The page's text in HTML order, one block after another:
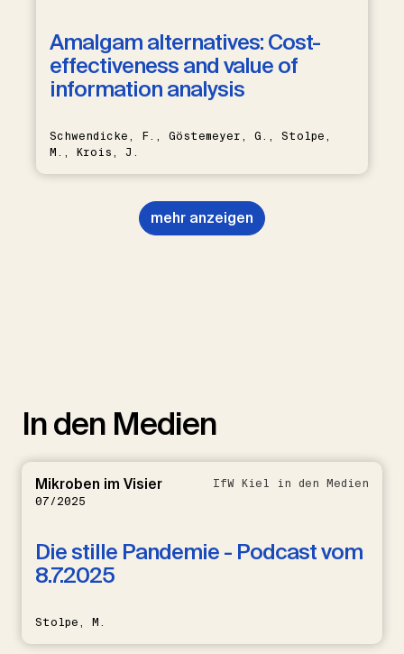
Amalgam alternatives: Cost-
effectiveness and value of
information analysis
Schwendicke, F., Göstemeyer, G., Stolpe,
M., Krois, J.
mehr anzeigen
In den Medien
Mikroben im Visier
07/2025
IfW Kiel in den Medien
Die stille Pandemie - Podcast vom
8.7.2025
Stolpe, M.